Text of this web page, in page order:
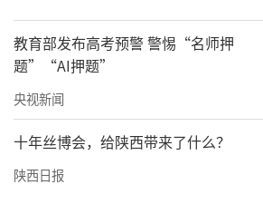
教育部发布高考预警 警惕“名师押
题”“AI押题”
央视新闻
十年丝博会，给陕西带来了什么？
陕西日报